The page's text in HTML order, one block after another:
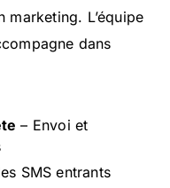
marketing. L’équipe
dans
– Envoi et
SMS entrants